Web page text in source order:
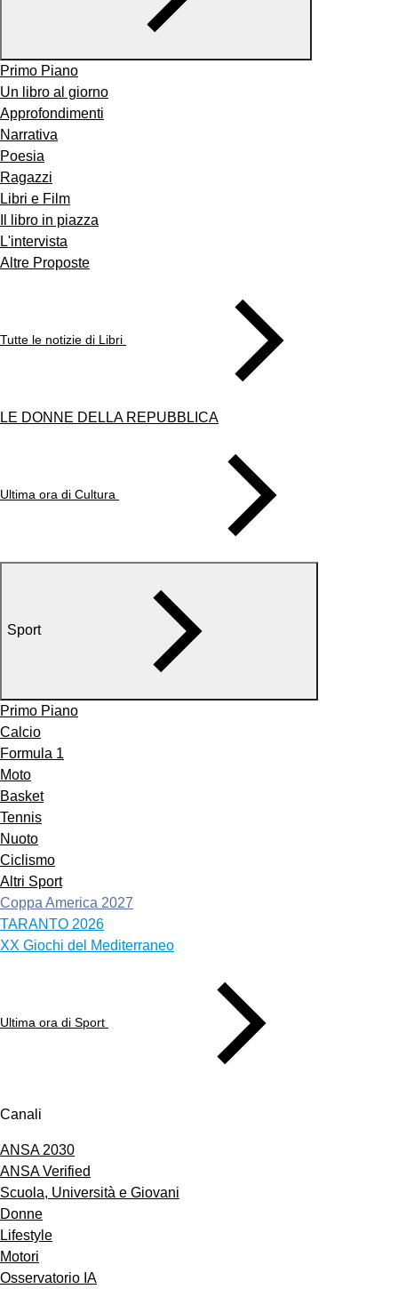
Primo Piano
Un libro al giorno
Approfondimenti
Narrativa
Poesia
Ragazzi
Libri e Film
Il libro in piazza
L'intervista
Altre Proposte
Tutte le notizie di Libri
LE DONNE DELLA REPUBBLICA
Ultima ora di Cultura
Sport
Primo Piano
Calcio
Formula 1
Moto
Basket
Tennis
Nuoto
Ciclismo
Altri Sport
Coppa America 2027
TARANTO 2026
XX Giochi del Mediterraneo
Ultima ora di Sport
Canali
ANSA 2030
ANSA Verified
Scuola, Università e Giovani
Donne
Lifestyle
Motori
Osservatorio IA